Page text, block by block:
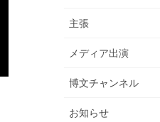
主張
メディア出演
博文チャンネル
お知らせ